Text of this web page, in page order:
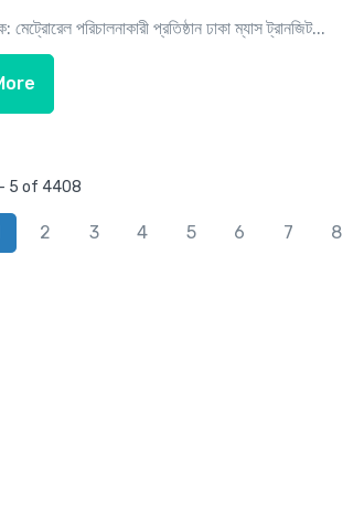
পরিচালনাকারী প্রতিষ্ঠান ঢাকা ম্যাস ট্রানজিট...
5 of 4408
2 3 4 5 6 7 8